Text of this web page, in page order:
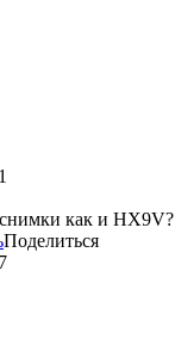
как и HX9V?
Поделиться